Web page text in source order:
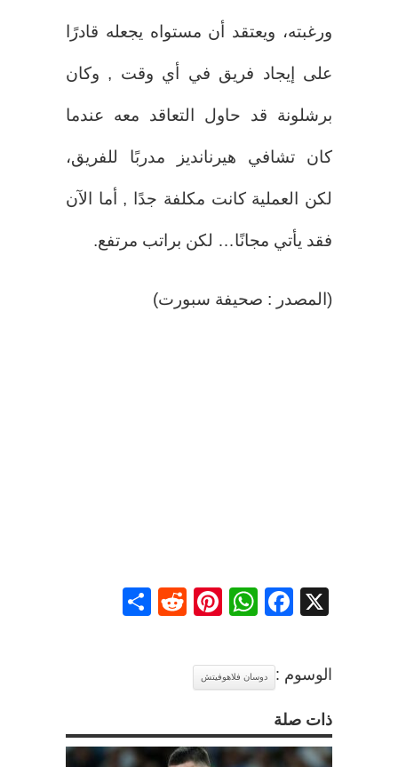
ورغبته، ويعتقد أن مستواه يجعله قادرًا
على إيجاد فريق في أي وقت , وكان
برشلونة قد حاول التعاقد معه عندما
كان تشافي هيرنانديز مدربًا للفريق،
لكن العملية كانت مكلفة جدًا , أما الآن
فقد يأتي مجانًا… لكن براتب مرتفع.
(المصدر : صحيفة سبورت)
X
Facebook
WhatsApp
Pinterest
Reddit
الوسوم : دوسان فلاهوفيتش
ذات صلة